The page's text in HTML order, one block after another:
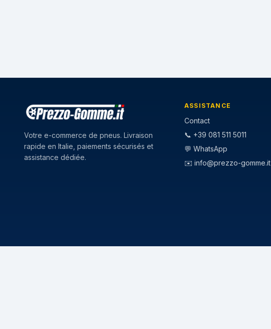
Votre e-commerce de pneus. Livraison
rapide en Italie, paiements sécurisés et
assistance dédiée.
ASSISTANCE
Contact
📞 +39 081 511 5011
💬 WhatsApp
✉️ info@prezzo-gomme.it